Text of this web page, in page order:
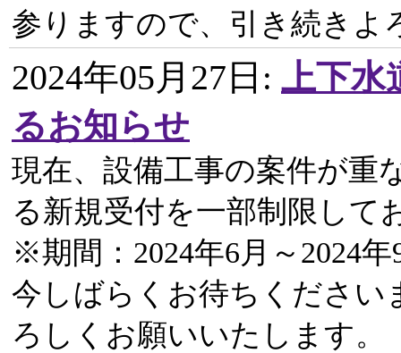
参りますので、引き続きよ
2024年05月27日 : 上下水
るお知らせ
現在、設備工事の案件が重
る新規受付を一部制限して
※期間：2024年6月～2024年
今しばらくお待ちください
ろしくお願いいたします。